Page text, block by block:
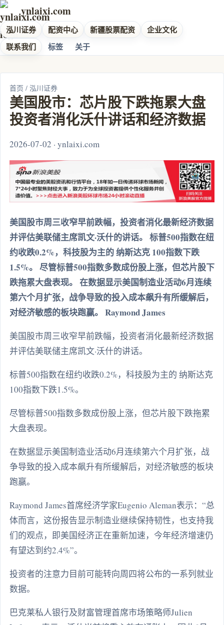
ynlaixi.com
泓川证券 配资中心 新疆股票配资
企业文化
联系我们
标签 关于
首页 / 泓川证券
美国股市：芯片股下跌拖累大盘
投资者消化沃什讲话和经济数据
2026-07-02 · ynlaixi.com
美国股市周三收窄早前跌幅，投资者消化最新经济数据
并评估美联储主席凯文·沃什的讲话。 标普500指数在纽
约收跌0.2%，科技股为主的 纳斯达克 100指数下跌
1.5%。 尽管标普500指数多数成份股上涨，但芯片股下
跌拖累大盘表现。 在数据显示美国制造业活动6月连续
第六个月扩张，战争导致的投入成本飙升有所缓解后，
对经济敏感的板块跑赢。 Raymond James
美国股市周三收窄早前跌幅，投资者消化最新经济数据
并评估美联储主席凯文·沃什的讲话。
标普500指数在纽约收跌0.2%，科技股为主的 纳斯达克
100指数下跌1.5%。
尽管标普500指数多数成份股上涨，但芯片股下跌拖累
大盘表现。
在数据显示美国制造业活动6月连续第六个月扩张，战
争导致的投入成本飙升有所缓解后，对经济敏感的板块
跑赢。
Raymond James首席经济学家Eugenio Aleman表示：“总
体而言，这份报告显示制造业继续保持韧性，也支持我
们的观点，即美国经济正在重新加速，今年经济增速仍
有望达到约2.4%”。
投资者的注意力目前可能转向周四将公布的一系列就业
数据。
巴克莱私人银行及财富管理首席市场策略师Julien